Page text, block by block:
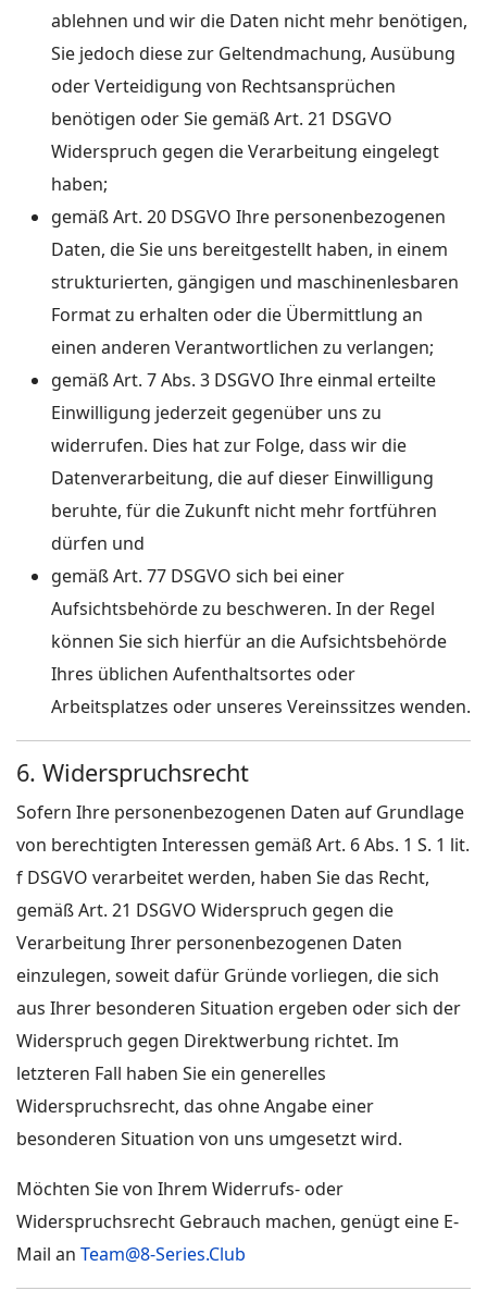
ablehnen und wir die Daten nicht mehr benötigen,
Sie jedoch diese zur Geltendmachung, Ausübung
oder Verteidigung von Rechtsansprüchen
benötigen oder Sie gemäß Art. 21 DSGVO
Widerspruch gegen die Verarbeitung eingelegt
haben;
gemäß Art. 20 DSGVO Ihre personenbezogenen
Daten, die Sie uns bereitgestellt haben, in einem
strukturierten, gängigen und maschinenlesbaren
Format zu erhalten oder die Übermittlung an
einen anderen Verantwortlichen zu verlangen;
gemäß Art. 7 Abs. 3 DSGVO Ihre einmal erteilte
Einwilligung jederzeit gegenüber uns zu
widerrufen. Dies hat zur Folge, dass wir die
Datenverarbeitung, die auf dieser Einwilligung
beruhte, für die Zukunft nicht mehr fortführen
dürfen und
gemäß Art. 77 DSGVO sich bei einer
Aufsichtsbehörde zu beschweren. In der Regel
können Sie sich hierfür an die Aufsichtsbehörde
Ihres üblichen Aufenthaltsortes oder
Arbeitsplatzes oder unseres Vereinssitzes wenden.
6. Widerspruchsrecht
Sofern Ihre personenbezogenen Daten auf Grundlage
von berechtigten Interessen gemäß Art. 6 Abs. 1 S. 1 lit.
f DSGVO verarbeitet werden, haben Sie das Recht,
gemäß Art. 21 DSGVO Widerspruch gegen die
Verarbeitung Ihrer personenbezogenen Daten
einzulegen, soweit dafür Gründe vorliegen, die sich
aus Ihrer besonderen Situation ergeben oder sich der
Widerspruch gegen Direktwerbung richtet. Im
letzteren Fall haben Sie ein generelles
Widerspruchsrecht, das ohne Angabe einer
besonderen Situation von uns umgesetzt wird.
Möchten Sie von Ihrem Widerrufs- oder
Widerspruchsrecht Gebrauch machen, genügt eine E-
Mail an Team@8-Series.Club